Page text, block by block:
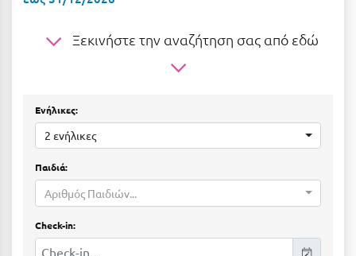
Ερέτρια
Εύβοια
Ευρυτανία
Ζαγοροχώρια
Ζάκυνθος
Ξεκινήστε την αναζήτηση σας από εδώ
Ενήλικες:
2 ενήλικες
Παιδιά:
Αριθμός Παιδιών...
Check-in: